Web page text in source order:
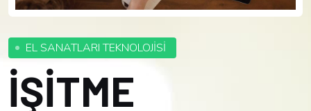
EL SANATLARI TEKNOLOJİSİ
İŞİTME